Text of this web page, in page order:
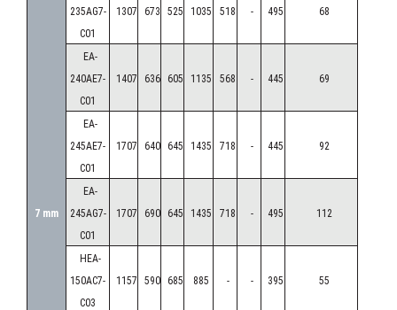
7 mm
235AG7-
C01
1307 673 525 1035 518 - 495 68
EA-
240AE7-
C01
1407 636 605 1135 568 - 445 69
EA-
245AE7-
C01
1707 640 645 1435 718 - 445 92
EA-
245AG7-
C01
1707 690 645 1435 718 - 495 112
HEA-
150AC7-
C03
1157 590 685 885 - - 395 55